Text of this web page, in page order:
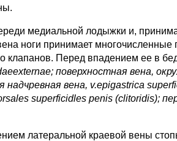
медиальной лодыжки и,
ноги принимает многочисленные
клапанов. Перед впадением ее в
поверхностная вена,
вена, v.epigastrica
superficidles penis (clitoridis);
латеральной краевой вены